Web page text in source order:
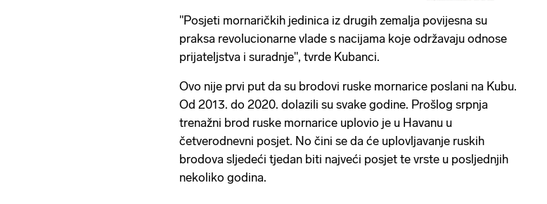
"Posjeti mornaričkih jedinica iz drugih zemalja povijesna su
praksa revolucionarne vlade s nacijama koje održavaju odnose
prijateljstva i suradnje", tvrde Kubanci.
Ovo nije prvi put da su brodovi ruske mornarice poslani na Kubu.
Od 2013. do 2020. dolazili su svake godine. Prošlog srpnja
trenažni brod ruske mornarice uplovio je u Havanu u
četverodnevni posjet. No čini se da će uplovljavanje ruskih
brodova sljedeći tjedan biti najveći posjet te vrste u posljednjih
nekoliko godina.